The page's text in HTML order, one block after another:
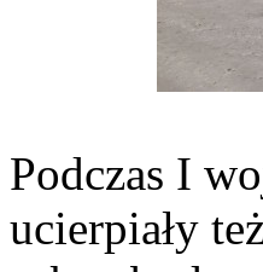
Podczas I
ucierpiały